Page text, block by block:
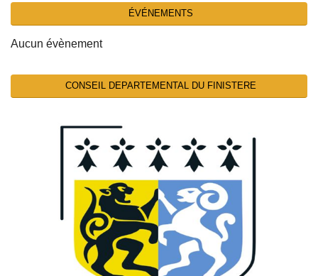
ÉVÉNEMENTS
Aucun évènement
CONSEIL DEPARTEMENTAL DU FINISTERE